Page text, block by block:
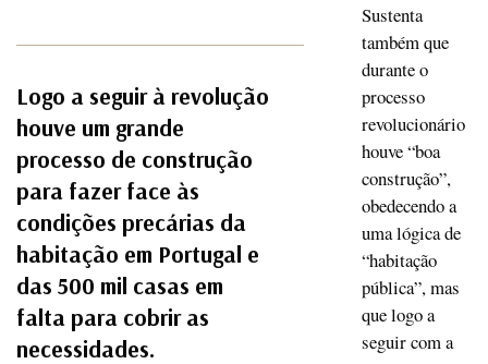
Logo a seguir à revolução
houve um grande
processo de construção
para fazer face às
condições precárias da
habitação em Portugal e
das 500 mil casas em
falta para cobrir as
necessidades.
Sustenta
também que
durante o
processo
revolucionário
houve “boa
construção”,
obedecendo a
uma lógica de
“habitação
pública”, mas
que logo a
seguir com a